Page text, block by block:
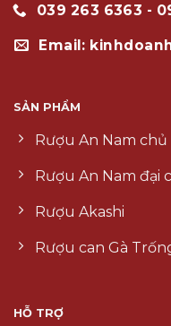
039 263 6363 -
Email:
SẢN PHẨM
Rượu An Nam
Rượu An Nam đại
Rượu Akashi
Rượu can Gà
HỖ TRỢ